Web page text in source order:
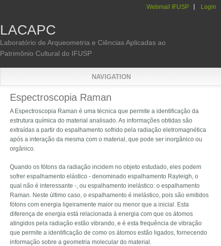
Webmail IFUSP Login
LACAPC
Laboratório de Arqueometria e Ciências Aplicadas ao
Patrimônio Cultural do IFUSP
NAVIGATION
Você está aqui
Espectroscopia Raman
A Espectroscopia Raman é uma técnica que permite a identificação da
estrutura química do material analisado. As informações obtidas são
extraídas a partir do espalhamento sofrido pela radiação eletromagnética
após a interação da mesma com o material, que pode ser inorgânico ou
orgânico.
Quando os fótons da radiação incidem no objeto estudado, eles podem
sofrer espalhamento elástico - denominado espalhamento Rayleigh, o
qual não é interessante -, ou espalhamento inelástico: o espalhamento
Raman. Neste último caso, o espalhamento é inelástico, pois são emitidos
fótons com energia ligeiramente maior ou menor que a inicial. Esta
diferença de energia está relacionada à energia com que os átomos
atingidos pela radiação estão vibrando, e é esta frequência de vibração
que permite a identificação de como os átomos estão ligados, fornecendo
informação sobre a geometria molecular do material.